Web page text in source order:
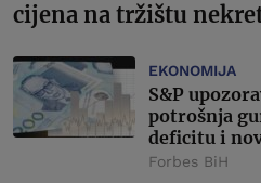
cijena na tržištu
EKONOMIJA
S&P
potrošnja
deficitu i
Forbes BiH